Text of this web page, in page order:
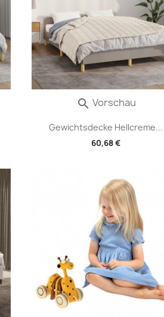
Gewichtsdecke Hellcreme...
60,68 €
 Vorschau